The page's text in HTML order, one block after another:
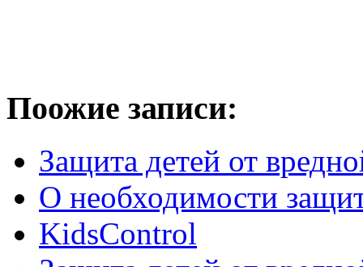
Поожие записи:
Защита детей от
О необходимости
KidsControl